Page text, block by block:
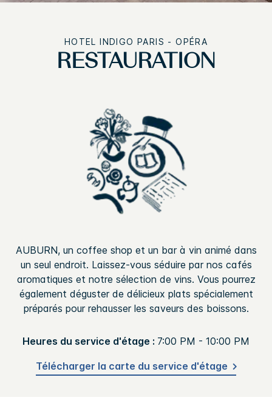
HOTEL INDIGO PARIS - OPÉRA
RESTAURATION
AUBURN, un coffee shop et un bar à vin animé dans
un seul endroit. Laissez-vous séduire par nos cafés
aromatiques et notre sélection de vins. Vous pourrez
également déguster de délicieux plats spécialement
préparés pour rehausser les saveurs des boissons.
Heures du service d'étage : 7:00 PM - 10:00 PM
Télécharger la carte du service d'étage